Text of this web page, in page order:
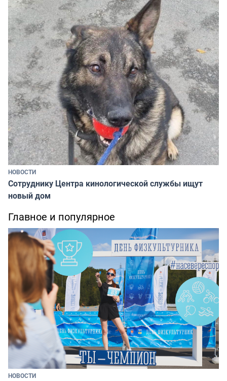
НОВОСТИ
Сотруднику Центра кинологической службы ищут
новый дом
Главное и популярное
НОВОСТИ